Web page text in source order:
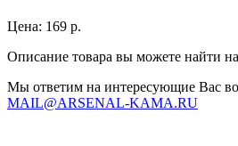
Цена: 169 р.
Описание товара вы можете найти
Мы ответим на интересующие Вас
MAIL@ARSENAL-KAMA.RU